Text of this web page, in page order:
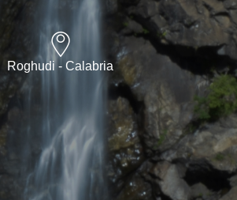
Roghudi - Calabria